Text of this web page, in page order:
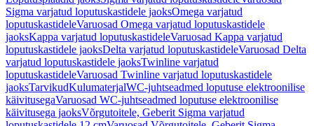
Sigma varjatud loputuskastidele jaoksOmega varjatud
loputuskastideleVaruosad Omega varjatud loputuskastidele
jaoksKappa varjatud loputuskastideleVaruosad Kappa varjatud
loputuskastidele jaoksDelta varjatud loputuskastideleVaruosad Delta
varjatud loputuskastidele jaoksTwinline varjatud
loputuskastideleVaruosad Twinline varjatud loputuskastidele
jaoksTarvikudKulumaterjalWC-juhtseadmed loputuse elektroonilise
käivitusegaVaruosad WC-juhtseadmed loputuse elektroonilise
käivitusega jaoksVõrgutoitele, Geberit Sigma varjatud